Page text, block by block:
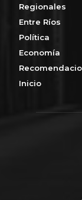
Regionales
Entre Ríos
Política
Economía
Inicio